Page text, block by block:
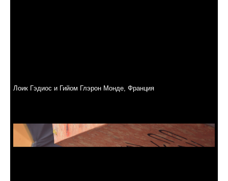
Лоик Гэдиос и Гийом Глэрон Монде, Франция